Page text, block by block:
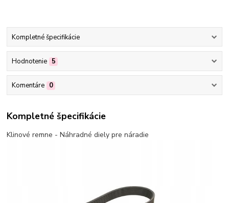
Kompletné špecifikácie
Hodnotenie 5
Komentáre 0
Kompletné špecifikácie
Klinové remne - Náhradné diely pre náradie